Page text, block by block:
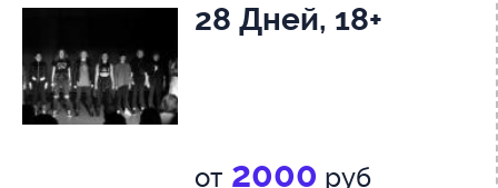
28 Дней, 18+
от 2000 руб